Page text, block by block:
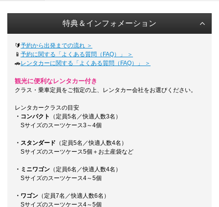
特典＆インフォメーション
🔰予約から出発までの流れ ＞
📱 予約に関する「よくある質問（FAQ）」 ＞
🚗レンタカーに関する「よくある質問（FAQ）」 ＞
観光に便利なレンタカー付き
クラス・乗車定員をご指定の上、レンタカー会社をお選びください。
レンタカークラスの目安
・コンパクト
（定員5名／快適人数3名）
Sサイズのスーツケース3～4個
・スタンダード （定員5名／快適人数4名）
Sサイズのスーツケース5個＋お土産袋など
・ミニワゴン （定員6名／快適人数4名）
Sサイズのスーツケース4～5個
・ワゴン （定員7名／快適人数6名）
Sサイズのスーツケース4～5個